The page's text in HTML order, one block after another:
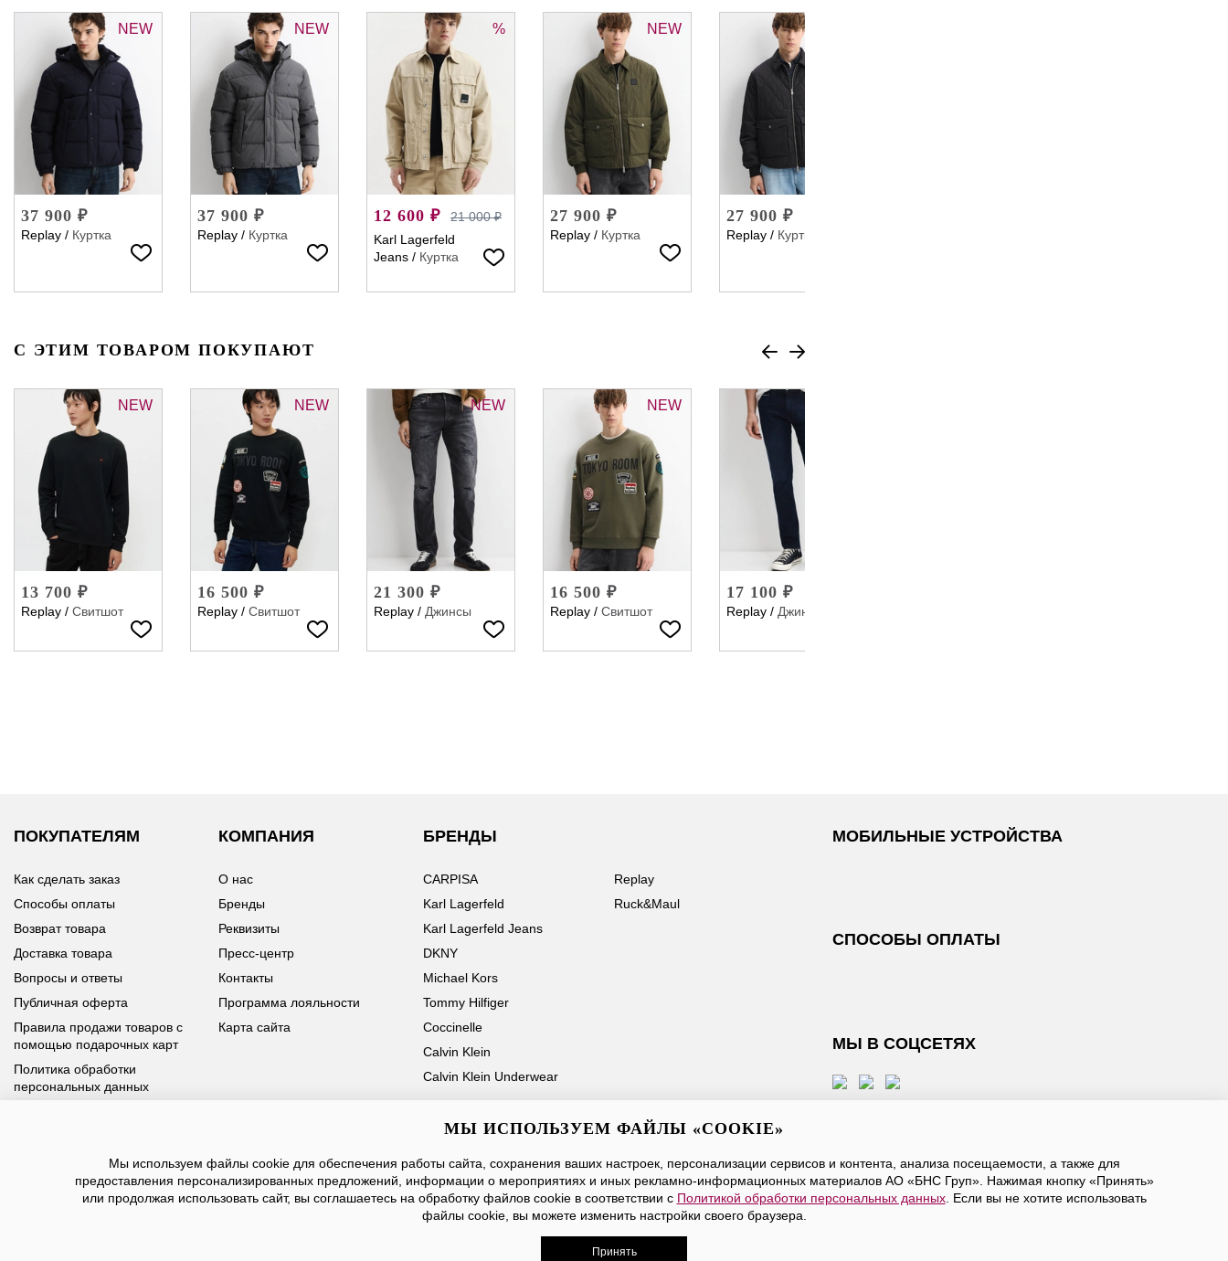
NEW
37 900 ₽
Replay / Куртка
NEW
37 900 ₽
Replay / Куртка
%
12 600 ₽
21 000 ₽
Karl Lagerfeld
Jeans / Куртка
NEW
27 900 ₽
Replay / Куртка
27 900 ₽
Replay / Куртка
С ЭТИМ ТОВАРОМ ПОКУПАЮТ
NEW
13 700 ₽
Replay / Свитшот
NEW
16 500 ₽
Replay / Свитшот
NEW
21 300 ₽
Replay / Джинсы
NEW
16 500 ₽
Replay / Свитшот
17 100 ₽
Replay / Джинсы
ПОКУПАТЕЛЯМ
Как сделать заказ
Способы оплаты
Возврат товара
Доставка товара
Вопросы и ответы
Публичная оферта
Правила продажи товаров с
помощью подарочных карт
Политика обработки
персональных данных
КОМПАНИЯ
О нас
Бренды
Реквизиты
Пресс-центр
Контакты
Программа лояльности
Карта сайта
БРЕНДЫ
CARPISA
Karl Lagerfeld
Karl Lagerfeld Jeans
DKNY
Michael Kors
Tommy Hilfiger
Coccinelle
Calvin Klein
Calvin Klein Underwear
Replay
Ruck&Maul
МОБИЛЬНЫЕ УСТРОЙСТВА
СПОСОБЫ ОПЛАТЫ
МЫ В СОЦСЕТЯХ
У вас возникли вопросы?
Позвоните нам по телефону8 800 100 93 39или заполните
форму, мы обязательно с вами свяжемся
Ваше имя Email
Нажимая на кнопку «Отправить», вы принимаете условияПубличной оферты, даетесогласие на обработку персональных данных
2026 ©BNSGroup — интернет-магазин модной одежды, обуви и аксессуаров. Все права защищены. Доставка в ограниченное количество городов России.
МЫ ИСПОЛЬЗУЕМ ФАЙЛЫ «COOKIE»
Мы используем файлы cookie для обеспечения работы сайта, сохранения ваших настроек, персонализации сервисов и контента, анализа посещаемости, а также для
предоставления персонализированных предложений, информации о мероприятиях и иных рекламно-информационных материалов АО «БНС Груп». Нажимая кнопку «Принять»
или продолжая использовать сайт, вы соглашаетесь на обработку файлов cookie в соответствии с Политикой обработки персональных данных. Если вы не хотите использовать
файлы cookie, вы можете изменить настройки своего браузера.
Принять